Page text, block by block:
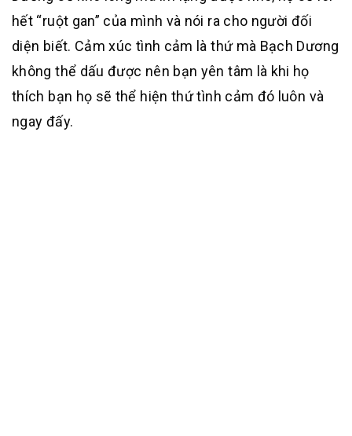
hết “ruột gan” của mình và nói ra cho người đối
diện biết. Cảm xúc tình cảm là thứ mà Bạch Dương
không thể dấu được nên bạn yên tâm là khi họ
thích bạn họ sẽ thể hiện thứ tình cảm đó luôn và
ngay đấy.